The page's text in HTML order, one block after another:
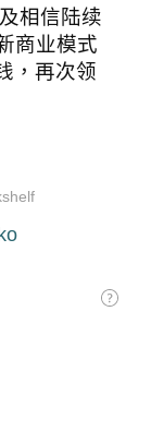
相信陆续
商业模式
，再次领